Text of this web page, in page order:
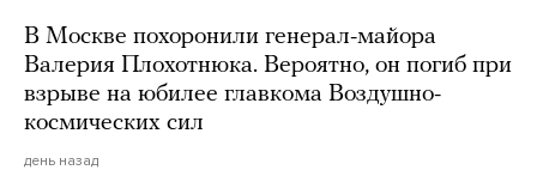
В Москве похоронили генерал-майора
Валерия Плохотнюка. Вероятно, он погиб при
взрыве на юбилее главкома Воздушно-
космических сил
день назад